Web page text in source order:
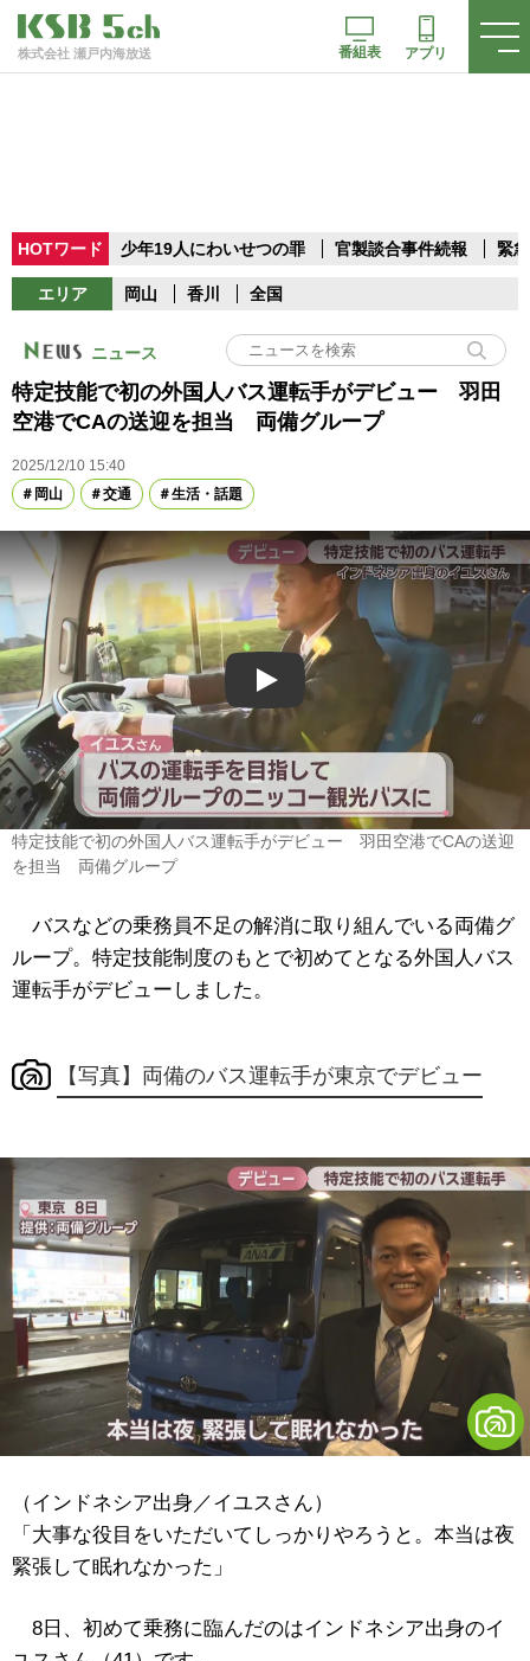
株式会社 瀬戸内海放送 番組表 アプリ
HOTワード 少年19人にわいせつの罪 官製談合事件続報 緊
エリア 岡山 香川 全国
ニュース
特定技能で初の外国人バス運転手がデビュー 羽田
空港でCAの送迎を担当 両備グループ
2025/12/10 15:40
岡山
交通 生活・話題
Play
特定技能で初の外国人バス運転手がデビュー 羽田空港でCAの送迎
を担当 両備グループ
バスなどの乗務員不足の解消に取り組んでいる両備グ
ループ。特定技能制度のもとで初めてとなる外国人バス
運転手がデビューしました。
【写真】両備のバス運転手が東京でデビュー
（インドネシア出身／イユスさん）
「大事な役目をいただいてしっかりやろうと。本当は夜
緊張して眠れなかった」
8日、初めて乗務に臨んだのはインドネシア出身のイ